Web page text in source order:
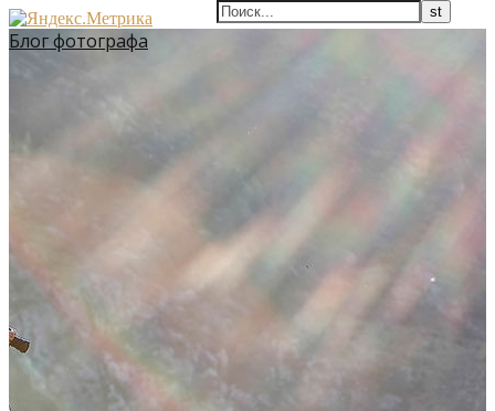
Блог фотографа